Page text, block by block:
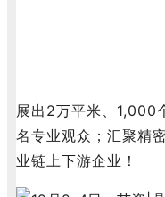
展出2万平米、
名专业观众； 汇聚精
业链上下游企业！